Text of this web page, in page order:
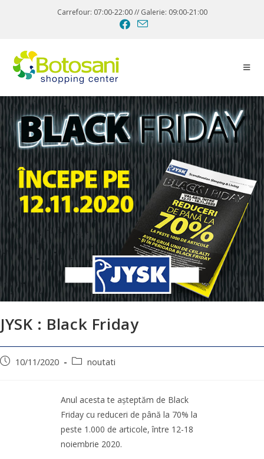
Carrefour: 07:00-22:00 // Galerie: 09:00-21:00
JYSK : Black Friday
10/11/2020 noutati
Anul acesta te așteptăm de Black
Friday cu reduceri de până la 70% la
peste 1.000 de articole, între 12-18
noiembrie 2020.